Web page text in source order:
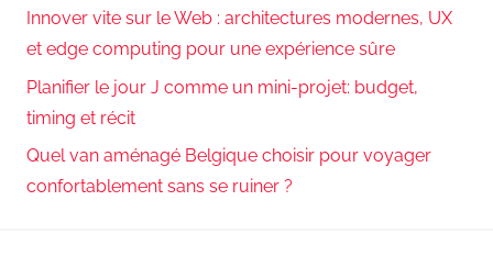
Innover vite sur le Web : architectures modernes, UX
et edge computing pour une expérience sûre
Planifier le jour J comme un mini-projet: budget,
timing et récit
Quel van aménagé Belgique choisir pour voyager
confortablement sans se ruiner ?